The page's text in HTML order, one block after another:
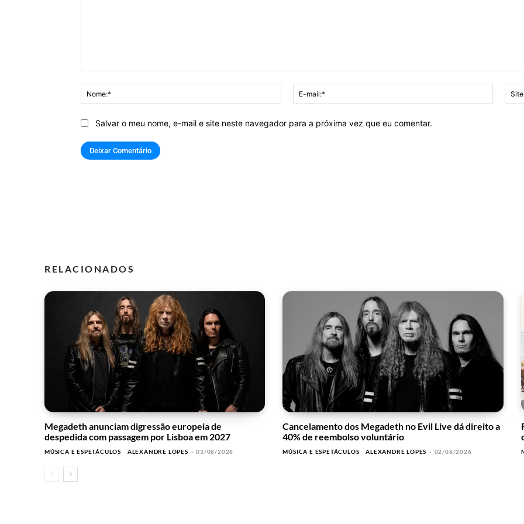
Nome:*
mail:*
Salvar o meu nome, e-mail e site neste navegador para a próxima vez que eu comentar.
RELACIONADOS
Megadeth anunciam digressão europeia de
despedida com passagem por Lisboa em 2027
MÚSICA E ESPETÁCULOS ALEXANDRE LOPES - 03/08/2026
Cancelamento dos Megadeth no Evil Live dá direito a
40% de reembolso voluntário
MÚSICA E ESPETÁCULOS ALEXANDRE LOPES - 02/08/2026